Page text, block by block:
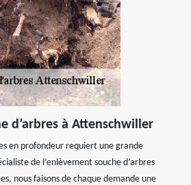
d’arbres à Attenschwiller
en profondeur requiert une grande
de l’enlèvement souche d’arbres
nous faisons de chaque demande une